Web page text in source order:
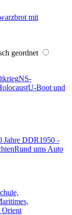
mit
geordnet
NS-
U-Boot und
Jahre DDR1950 -
Rund ums Auto
Orient